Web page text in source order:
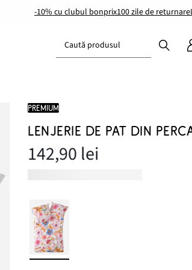
-10% cu clubul bonprix100 zile de returnare
Caută produsul
PREMIUM
LENJERIE DE PAT DIN
142,90 lei